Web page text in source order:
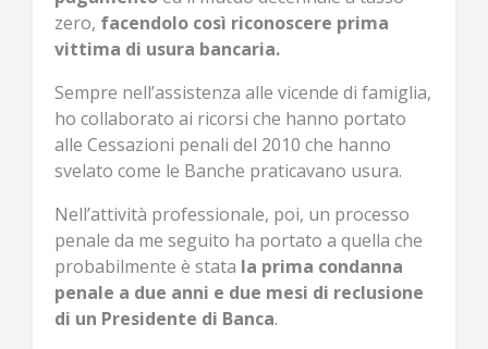
zero, facendolo così riconoscere prima
vittima di usura bancaria.
Sempre nell’assistenza alle vicende di famiglia,
ho collaborato ai ricorsi che hanno portato
alle Cessazioni penali del 2010 che hanno
svelato come le Banche praticavano usura.
Nell’attività professionale, poi, un processo
penale da me seguito ha portato a quella che
probabilmente è stata la prima condanna
penale a due anni e due mesi di reclusione
di un Presidente di Banca.